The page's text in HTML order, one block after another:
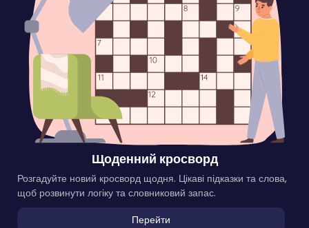
Щоденний кросворд
Розгадуйте новий кросворд щодня. Цікаві підказки та слова,
щоб розвинути логіку та словниковий запас.
Перейти